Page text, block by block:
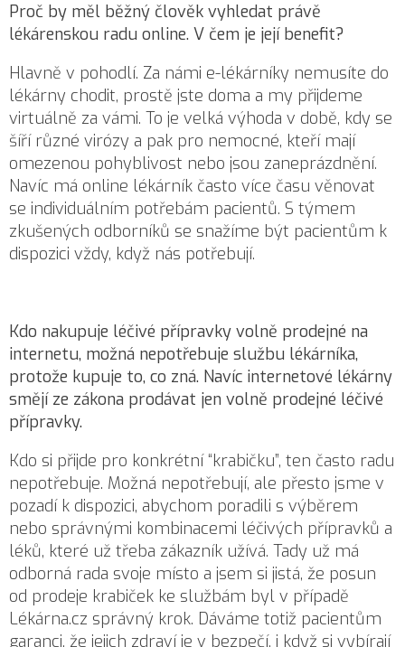
Proč by měl běžný člověk vyhledat právě
lékárenskou radu online. V čem je její benefit?
Hlavně v pohodlí. Za námi e-lékárníky nemusíte do
lékárny chodit, prostě jste doma a my přijdeme
virtuálně za vámi. To je velká výhoda v době, kdy se
šíří různé virózy a pak pro nemocné, kteří mají
omezenou pohyblivost nebo jsou zaneprázdnění.
Navíc má online lékárník často více času věnovat
se individuálním potřebám pacientů. S týmem
zkušených odborníků se snažíme být pacientům k
dispozici vždy, když nás potřebují.
Kdo nakupuje léčivé přípravky volně prodejné na
internetu, možná nepotřebuje službu lékárníka,
protože kupuje to, co zná. Navíc internetové lékárny
smějí ze zákona prodávat jen volně prodejné léčivé
přípravky.
Kdo si přijde pro konkrétní “krabičku”, ten často radu
nepotřebuje. Možná nepotřebují, ale přesto jsme v
pozadí k dispozici, abychom poradili s výběrem
nebo správnými kombinacemi léčivých přípravků a
léků, které už třeba zákazník užívá. Tady už má
odborná rada svoje místo a jsem si jistá, že posun
od prodeje krabiček ke službám byl v případě
Lékárna.cz správný krok. Dáváme totiž pacientům
garanci, že jejich zdraví je v bezpečí, i když si vybírají